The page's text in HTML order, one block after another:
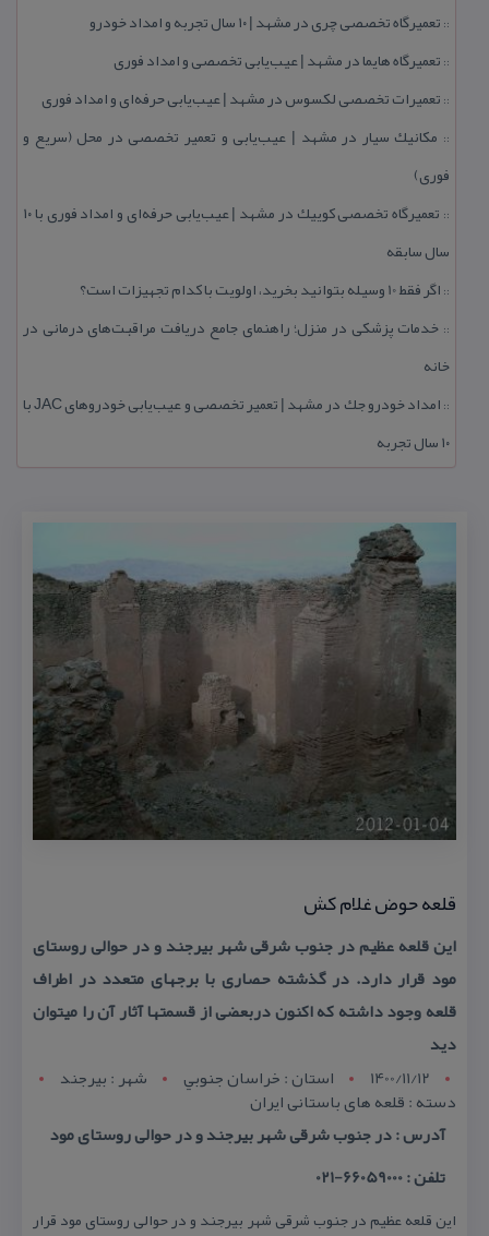
:: تعمیرگاه تخصصی چری در مشهد | ۱۰ سال تجربه و امداد خودرو
:: تعمیرگاه هایما در مشهد | عیب‌یابی تخصصی و امداد فوری
:: تعمیرات تخصصی لكسوس در مشهد | عیب‌یابی حرفه‌ای و امداد فوری
:: مكانیك سیار در مشهد | عیب‌یابی و تعمیر تخصصی در محل (سریع و
فوری)
::
تعمیرگاه تخصصی كوییك در مشهد | عیب‌یابی حرفه‌ای و امداد فوری با ۱۰
سال سابقه
:: اگر فقط 10 وسیله بتوانید بخرید، اولویت با كدام تجهیزات است؟
:: خدمات پزشكی در منزل؛ راهنمای جامع دریافت مراقبت‌های درمانی در
خانه
::
امداد خودرو جك در مشهد | تعمیر تخصصی و عیب‌یابی خودروهای JAC با
۱۰ سال تجربه
قلعه حوض غلام كش
این قلعه عظیم در جنوب شرقی شهر بیرجند و در حوالی روستای
مود قرار دارد. در گذشته حصاری با برج­های متعدد در اطراف
قلعه وجود داشته كه اكنون دربعضی از قسمت­ها آثار آن را می­توان
دید
1400/11/12
استان : خراسان جنوبي شهر : بيرجند
دسته : قلعه های باستانی ایران
آدرس : در جنوب شرقی شهر بیرجند و در حوالی روستای مود
تلفن : 66059000-021
این قلعه عظیم در جنوب شرقی شهر بیرجند و در حوالی روستای مود قرار